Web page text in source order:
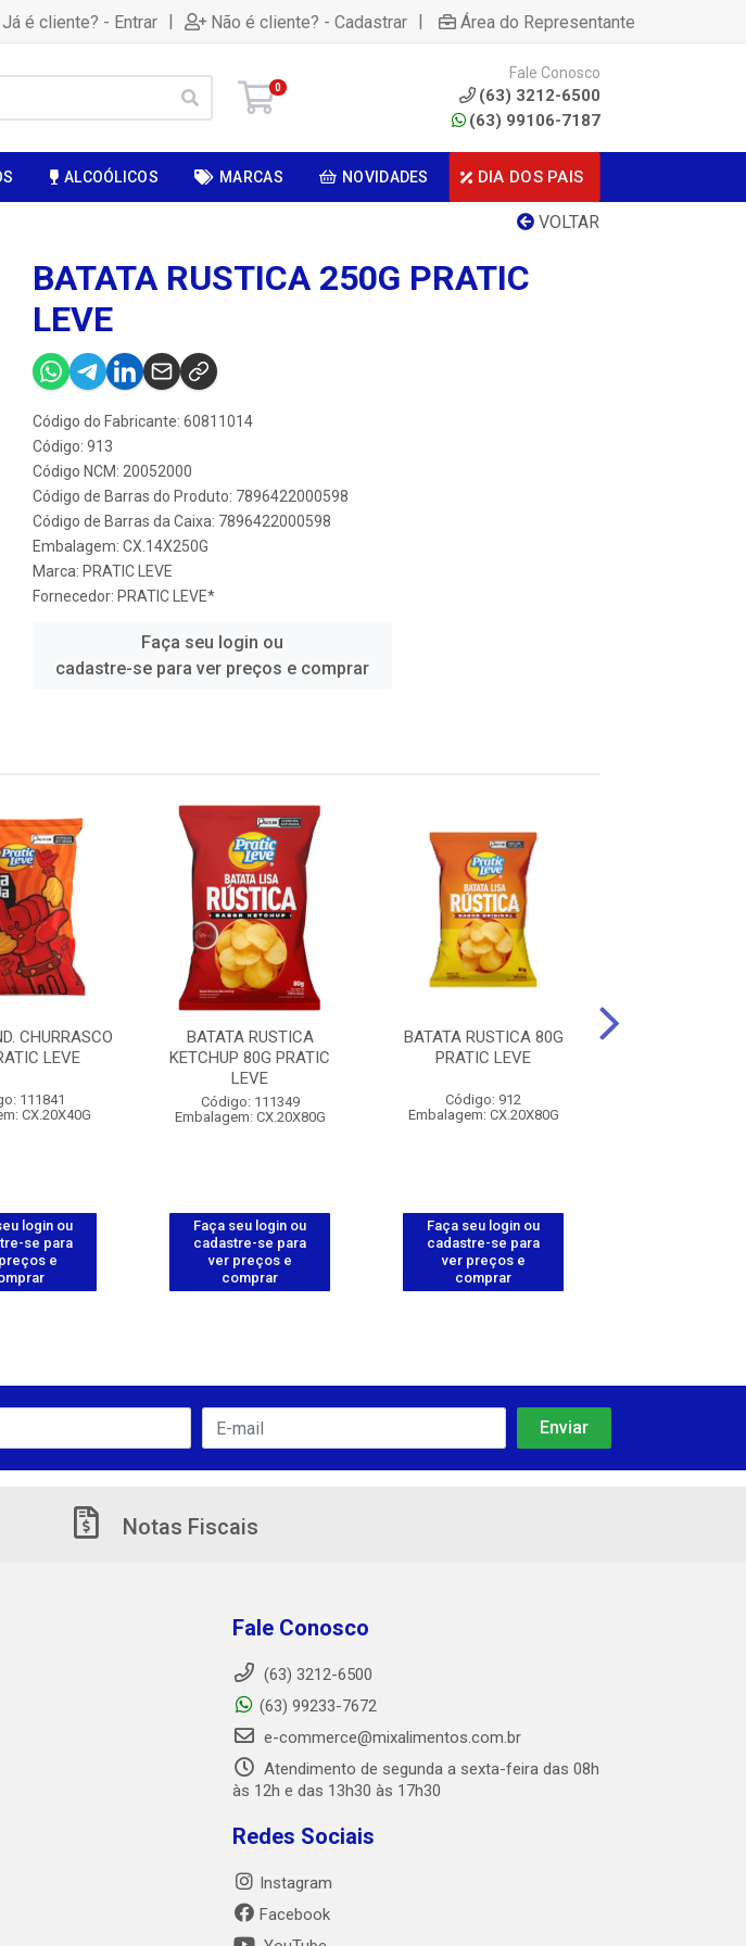
Já é cliente? - Entrar | Não é cliente? - Cadastrar | Área do Representante
0
Fale Conosco
(63) 3212-6500
(63) 99106-7187
ALCOÓLICOS MARCAS NOVIDADES DIA DOS PAIS
VOLTAR
BATATA RUSTICA 250G PRATIC
LEVE
Código do Fabricante: 60811014
Código: 913
Código NCM: 20052000
Código de Barras do Produto: 7896422000598
Código de Barras da Caixa: 7896422000598
Embalagem: CX.14X250G
Marca: PRATIC LEVE
Fornecedor: PRATIC LEVE*
Faça seu login ou
cadastre-se para ver preços e comprar
CHURRASCO
LEVE
111841
CX.20X40G
login ou
se para
e
BATATA RUSTICA
KETCHUP 80G PRATIC
LEVE
Código: 111349
Embalagem: CX.20X80G
Faça seu login ou
cadastre-se para
ver preços e
comprar
BATATA RUSTICA 80G
PRATIC LEVE
Código: 912
Embalagem: CX.20X80G
Faça seu login ou
cadastre-se para
ver preços e
comprar
Notas Fiscais
Fale Conosco
(63) 3212-6500
(63) 99233-7672
e-commerce@mixalimentos.com.br
Atendimento de segunda a sexta-feira das 08h
às 12h e das 13h30 às 17h30
Redes Sociais
Instagram
Facebook